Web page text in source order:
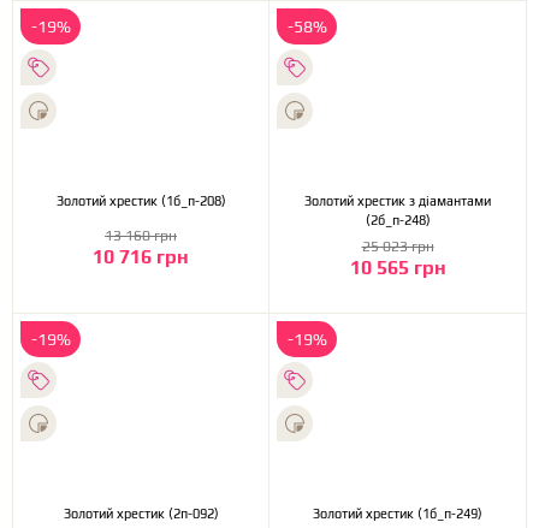
-19%
Золотий хрестик (1б_п-208)
10 716 грн
13 160 грн
-58%
Золотий хрестик з діамантами
(2б_п-248)
10 565 грн
25 023 грн
-19%
Золотий хрестик (2п-092)
-19%
Золотий хрестик (1б_п-249)